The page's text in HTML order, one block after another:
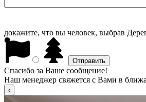
докажите, что вы человек, выбрав
Спасибо за Ваше сообщение!
Наш менеджер свяжется с Вами в